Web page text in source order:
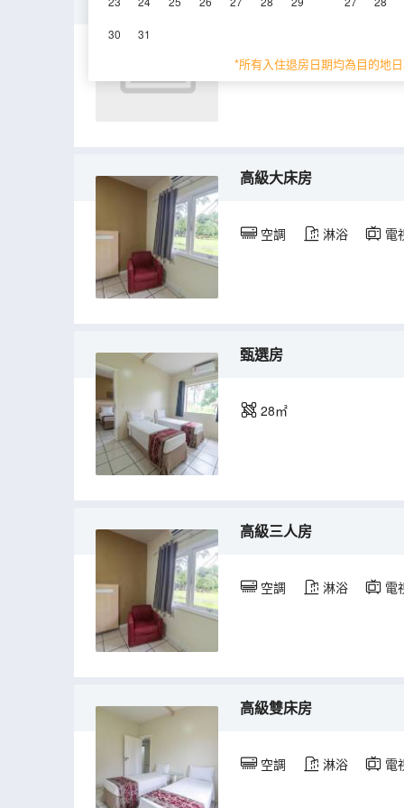
30 31
*所有入住退房日期均為目的地
電視機
高級大床房
空調 淋浴 電
甄選房
28㎡
高級三人房
空調 淋浴 電
高級雙床房
空調 淋浴 電